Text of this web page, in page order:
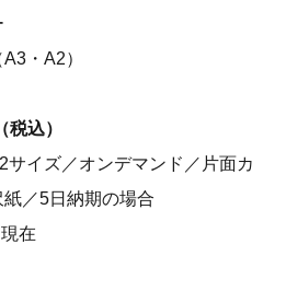
・A2）
込）
サイズ／オンデマンド／片面カ
／5日納期の場合
在